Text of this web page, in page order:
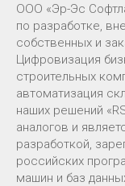
ООО «Эр-Эс
по разработке,
собственных и
Цифровизация
строительных
автоматизация
наших решений
аналогов и
разработкой,
российских
машин и баз